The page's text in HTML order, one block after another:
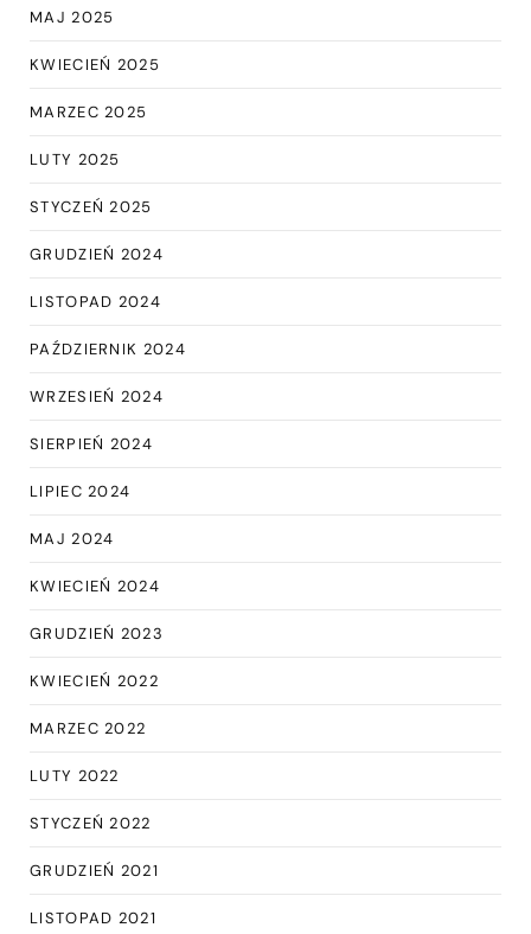
MAJ 2025
KWIECIEŃ 2025
MARZEC 2025
LUTY 2025
STYCZEŃ 2025
GRUDZIEŃ 2024
LISTOPAD 2024
PAŹDZIERNIK 2024
WRZESIEŃ 2024
SIERPIEŃ 2024
LIPIEC 2024
MAJ 2024
KWIECIEŃ 2024
GRUDZIEŃ 2023
KWIECIEŃ 2022
MARZEC 2022
LUTY 2022
STYCZEŃ 2022
GRUDZIEŃ 2021
LISTOPAD 2021